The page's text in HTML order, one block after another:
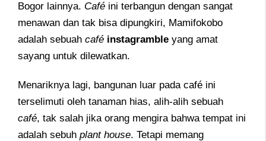
Bogor lainnya. Café ini terbangun dengan sangat
menawan dan tak bisa dipungkiri, Mamifokobo
adalah sebuah café instagramble yang amat
sayang untuk dilewatkan.
Menariknya lagi, bangunan luar pada café ini
terselimuti oleh tanaman hias, alih-alih sebuah
café, tak salah jika orang mengira bahwa tempat ini
adalah sebuh plant house. Tetapi memang